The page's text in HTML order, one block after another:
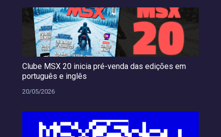
Clube MSX 20 inicia pré-venda das edições em
português e inglês
20/05/2026